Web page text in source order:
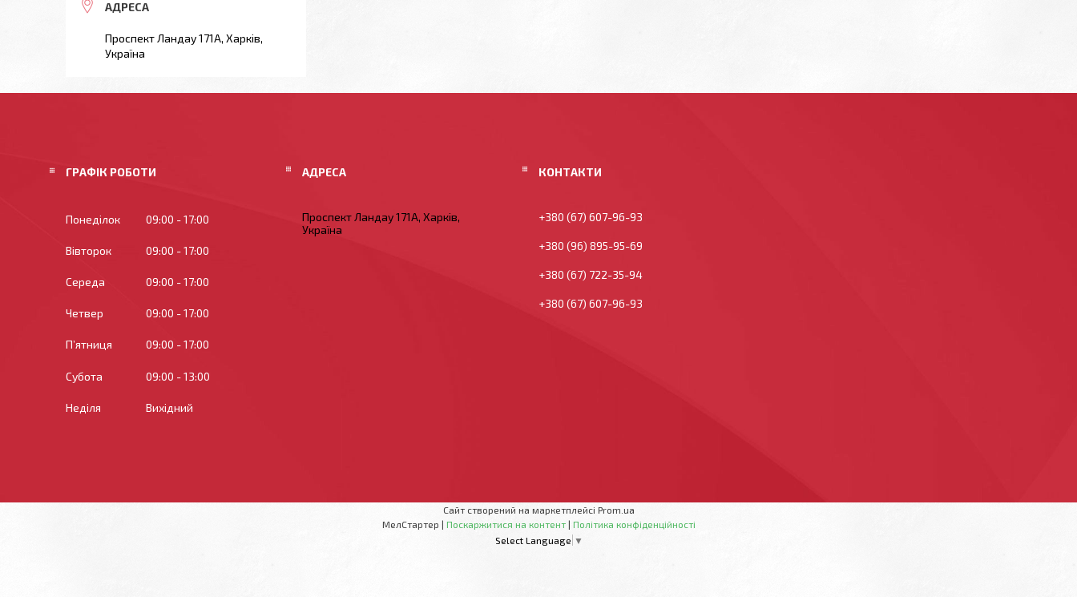
Проспект Ландау 171А, Харків,
Україна
ГРАФІК РОБОТИ
Понеділок 09:00 17:00
Вівторок 09:00 17:00
Середа 09:00 17:00
Четвер 09:00 17:00
Пʼятниця 09:00 17:00
Субота 09:00 13:00
Неділя Вихідний
Проспект Ландау 171А, Харків,
Україна
+380 (67) 607-96-93
+380 (96) 895-95-69
+380 (67) 722-35-94
+380 (67) 607-96-93
Сайт створений на маркетплейсі Prom.ua
МелСтартер | Поскаржитися на контент | Політика конфіденційності
Select Language ▼